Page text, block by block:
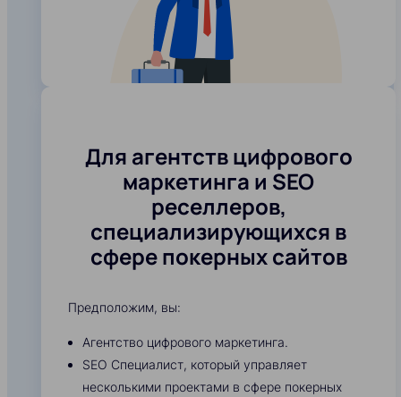
Для агентств цифрового
маркетинга и SEO
реселлеров,
специализирующихся в
сфере покерных сайтов
Предположим, вы:
Агентство цифрового маркетинга.
SEO Специалист, который управляет
несколькими проектами в сфере покерных